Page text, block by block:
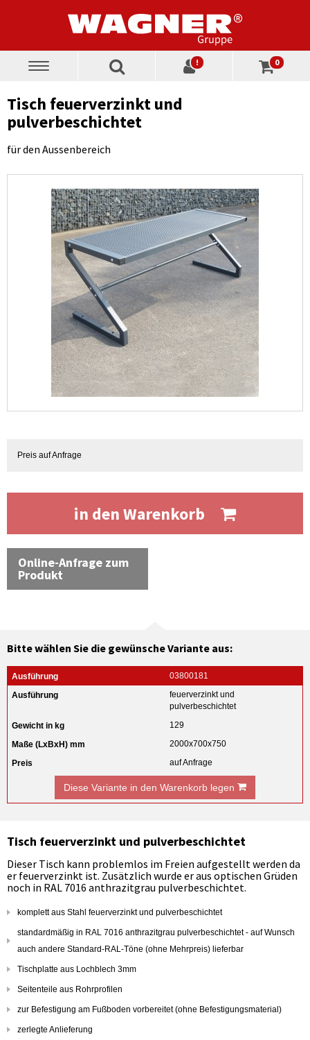
Toggle
! 0
Tisch feuerverzinkt und
pulverbeschichtet
für den Aussenbereich
Preis auf Anfrage
in den Warenkorb
Online-Anfrage zum
Produkt
Bitte wählen Sie die gewünsche Variante aus:
03800181
feuerverzinkt und
pulverbeschichtet
129
2000x700x750
auf Anfrage
Diese Variante in den Warenkorb legen
Tisch feuerverzinkt und pulverbeschichtet
Dieser Tisch kann problemlos im Freien aufgestellt werden da
er feuerverzinkt ist. Zusätzlich wurde er aus optischen Grüden
noch in RAL 7016 anthrazitgrau pulverbeschichtet.
komplett aus Stahl feuerverzinkt und pulverbeschichtet
standardmäßig in RAL 7016 anthrazitgrau pulverbeschichtet - auf Wunsch
auch andere Standard-RAL-Töne (ohne Mehrpreis) lieferbar
Tischplatte aus Lochblech 3mm
Seitenteile aus Rohrprofilen
zur Befestigung am Fußboden vorbereitet (ohne Befestigungsmaterial)
zerlegte Anlieferung